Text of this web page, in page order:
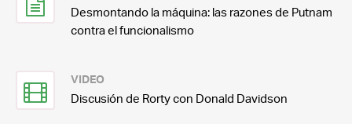
Desmontando la máquina: las razones de Putnam
contra el funcionalismo
VIDEO
Discusión de Rorty con Donald Davidson